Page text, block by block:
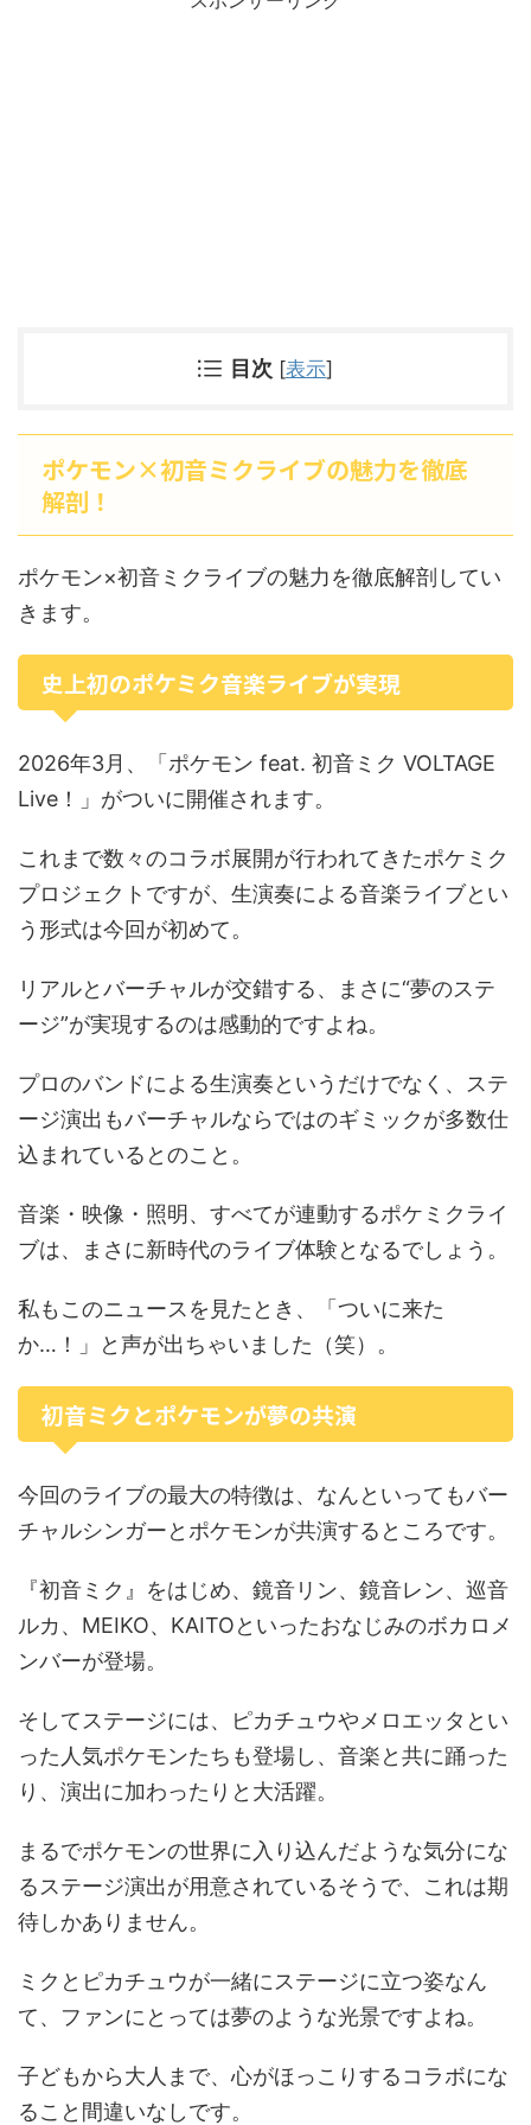
目次 [表示]
ポケモン×初音ミクライブの魅力を徹底
解剖！
ポケモン×初音ミクライブの魅力を徹底解剖してい
きます。
史上初のポケミク音楽ライブが実現
2026年3月、「ポケモン feat. 初音ミク VOLTAGE
Live！」がついに開催されます。
これまで数々のコラボ展開が行われてきたポケミク
プロジェクトですが、生演奏による音楽ライブとい
う形式は今回が初めて。
リアルとバーチャルが交錯する、まさに“夢のステ
ージ”が実現するのは感動的ですよね。
プロのバンドによる生演奏というだけでなく、ステ
ージ演出もバーチャルならではのギミックが多数仕
込まれているとのこと。
音楽・映像・照明、すべてが連動するポケミクライ
ブは、まさに新時代のライブ体験となるでしょう。
私もこのニュースを見たとき、「ついに来た
か…！」と声が出ちゃいました（笑）。
初音ミクとポケモンが夢の共演
今回のライブの最大の特徴は、なんといってもバー
チャルシンガーとポケモンが共演するところです。
『初音ミク』をはじめ、鏡音リン、鏡音レン、巡音
ルカ、MEIKO、KAITOといったおなじみのボカロメ
ンバーが登場。
そしてステージには、ピカチュウやメロエッタとい
った人気ポケモンたちも登場し、音楽と共に踊った
り、演出に加わったりと大活躍。
まるでポケモンの世界に入り込んだような気分にな
るステージ演出が用意されているそうで、これは期
待しかありません。
ミクとピカチュウが一緒にステージに立つ姿なん
て、ファンにとっては夢のような光景ですよね。
子どもから大人まで、心がほっこりするコラボにな
ること間違いなしです。